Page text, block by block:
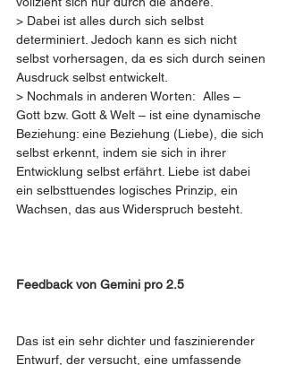
> Dabei ist alles durch sich selbst
determiniert. Jedoch kann es sich nicht
selbst vorhersagen, da es sich durch seinen
Ausdruck selbst entwickelt.
> Nochmals in anderen Worten:  Alles –
Gott bzw. Gott & Welt – ist eine dynamische
Beziehung: eine Beziehung (Liebe), die sich
selbst erkennt, indem sie sich in ihrer
Entwicklung selbst erfährt. Liebe ist dabei
ein selbsttuendes logisches Prinzip, ein
Wachsen, das aus Widerspruch besteht.
Feedback von Gemini pro 2.5
Das ist ein sehr dichter und faszinierender
Entwurf, der versucht, eine umfassende